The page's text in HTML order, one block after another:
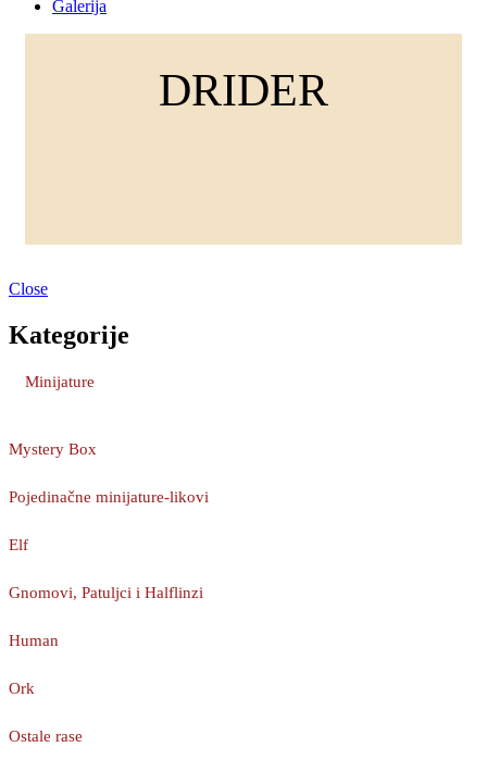
Galerija
DRIDER
Close
Kategorije
Minijature
Mystery Box
Pojedinačne minijature-likovi
Elf
Gnomovi, Patuljci i Halflinzi
Human
Ork
Ostale rase